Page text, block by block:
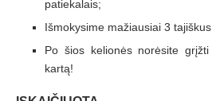
patiekalais;
Išmokysime mažiausiai 3
Po šios kelionės norėsite
kartą!